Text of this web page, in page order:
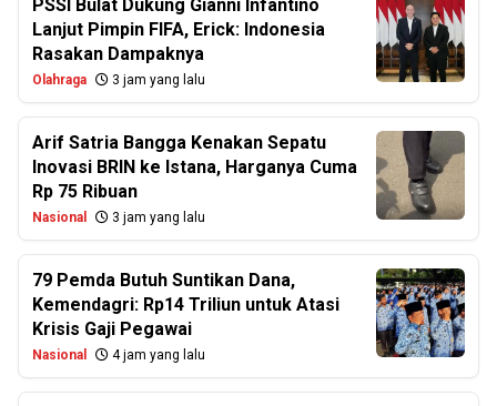
PSSI Bulat Dukung Gianni Infantino
Lanjut Pimpin FIFA, Erick: Indonesia
Rasakan Dampaknya
Olahraga 3 jam yang lalu
Arif Satria Bangga Kenakan Sepatu
Inovasi BRIN ke Istana, Harganya Cuma
Rp 75 Ribuan
Nasional 3 jam yang lalu
79 Pemda Butuh Suntikan Dana,
Kemendagri: Rp14 Triliun untuk Atasi
Krisis Gaji Pegawai
Nasional 4 jam yang lalu